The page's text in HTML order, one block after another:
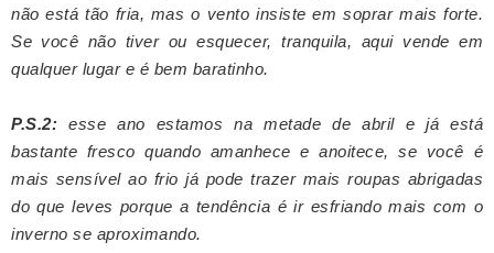
não está tão fria, maso vento insiste em soprar mais forte.
Se você não tiver ou esquecer, tranquila, aqui vende em
qualquer lugar e é bem baratinho.
P.S.2: esse ano estamos na metade de abril e já está
bastante fresco quando amanhece e anoitece, se você é
mais sensível ao frio já pode trazer mais roupas abrigadas
do que leves porque a tendência é ir esfriando mais com o
inverno se aproximando.